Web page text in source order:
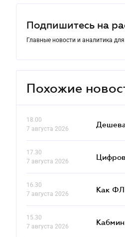
Подпишитесь на
Главные новости и аналитика
Похожие
18.00
7 августа 2026
17.30
7 августа 2026
16.30
7 августа 2026
Как
15.30
7 августа 2026